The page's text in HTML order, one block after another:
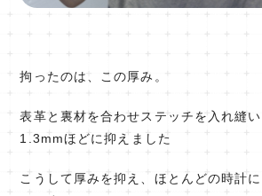
拘ったのは、この厚み。
表革と裏材を合わせステッチを入れ縫
1.3mmほどに抑えました
こうして厚みを抑え、ほとんどの時計